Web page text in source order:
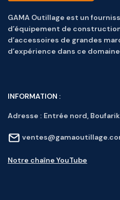
GAMA Outillage est un
d’équipement de
d’accessoires de grandes
d’expérience dans ce
INFORMATION :
Adresse : Entrée nord,
Notre chaîne YouTube